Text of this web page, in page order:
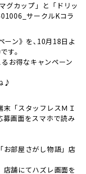
グカップ」と「ドリッ
サークルKコラ
ーン》を､10月18日よ
す。
お得なキャンペーン
♪
「スタッフレスＭＩ
募画面をスマホで読み
部屋さがし物語」店
舗にてハズレ画面を